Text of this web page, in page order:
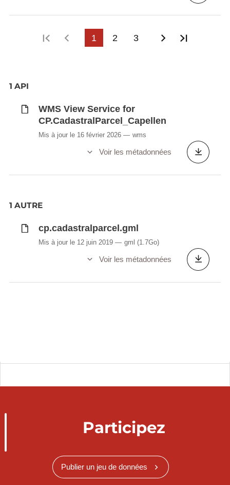
Première page
Page précédente
1 2 3 Page
1 API
WMS View Service for
CP.CadastralParcel_Capellen
Mis à jour le 16 février 2026 wms
Voir les métadonnées
1 AUTRE
cp.cadastralparcel.gml
Mis à jour le 12 juin 2019 gml (1.7Go)
Voir les métadonnées
Participez
Publier un jeu de données